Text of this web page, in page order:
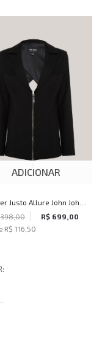
G
ADICIONAR
Justo Allure John John
R$ 699,00
R$ 116,50